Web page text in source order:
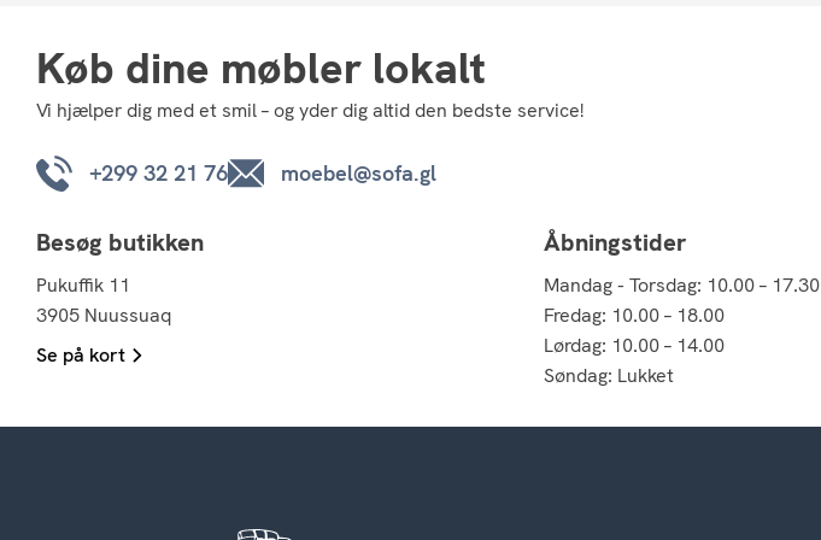
Køb dine møbler lokalt
Vi hjælper dig med et smil – og yder dig altid den bedste service!
+299 32 21 76 moebel@sofa.gl
Besøg butikken
Pukuffik 11
3905 Nuussuaq
Se på kort
Åbningstider
Mandag - Torsdag: 10.00 – 17.30
Fredag: 10.00 – 18.00
Lørdag: 10.00 – 14.00
Søndag: Lukket